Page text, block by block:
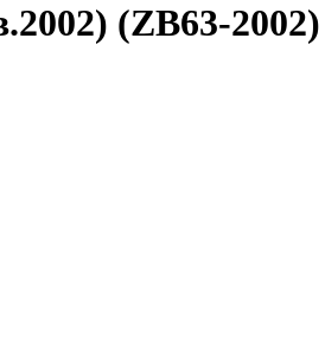
(ZB63-2002)